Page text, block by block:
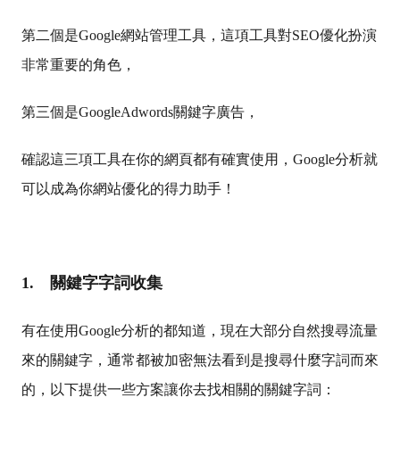
第二個是Google網站管理工具，這項工具對SEO優化扮演
非常重要的角色，
第三個是GoogleAdwords關鍵字廣告，
確認這三項工具在你的網頁都有確實使用，Google分析就
可以成為你網站優化的得力助手！
1. 關鍵字字詞收集
有在使用Google分析的都知道，現在大部分自然搜尋流量
來的關鍵字，通常都被加密無法看到是搜尋什麼字詞而來
的，以下提供一些方案讓你去找相關的關鍵字詞：